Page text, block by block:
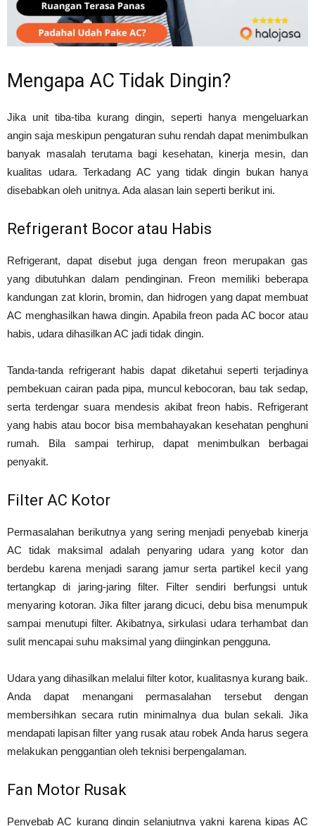
Mengapa AC Tidak Dingin?
Jika unit tiba-tiba kurang dingin, seperti hanya mengeluarkan
angin saja meskipun pengaturan suhu rendah dapat menimbulkan
banyak masalah terutama bagi kesehatan, kinerja mesin, dan
kualitas udara. Terkadang AC yang tidak dingin bukan hanya
disebabkan oleh unitnya. Ada alasan lain seperti berikut ini.
Refrigerant Bocor atau Habis
Refrigerant, dapat disebut juga dengan freon merupakan gas
yang dibutuhkan dalam pendinginan. Freon memiliki beberapa
kandungan zat klorin, bromin, dan hidrogen yang dapat membuat
AC menghasilkan hawa dingin. Apabila freon pada AC bocor atau
habis, udara dihasilkan AC jadi tidak dingin.
Tanda-tanda refrigerant habis dapat diketahui seperti terjadinya
pembekuan cairan pada pipa, muncul kebocoran, bau tak sedap,
serta terdengar suara mendesis akibat freon habis. Refrigerant
yang habis atau bocor bisa membahayakan kesehatan penghuni
rumah. Bila sampai terhirup, dapat menimbulkan berbagai
penyakit.
Filter AC Kotor
Permasalahan berikutnya yang sering menjadi penyebab kinerja
AC tidak maksimal adalah penyaring udara yang kotor dan
berdebu karena menjadi sarang jamur serta partikel kecil yang
tertangkap di jaring-jaring filter. Filter sendiri berfungsi untuk
menyaring kotoran. Jika filter jarang dicuci, debu bisa menumpuk
sampai menutupi filter. Akibatnya, sirkulasi udara terhambat dan
sulit mencapai suhu maksimal yang diinginkan pengguna.
Udara yang dihasilkan melalui filter kotor, kualitasnya kurang baik.
Anda dapat menangani permasalahan tersebut dengan
membersihkan secara rutin minimalnya dua bulan sekali. Jika
mendapati lapisan filter yang rusak atau robek Anda harus segera
melakukan penggantian oleh teknisi berpengalaman.
Fan Motor Rusak
Penyebab AC kurang dingin selanjutnya yakni karena kipas AC